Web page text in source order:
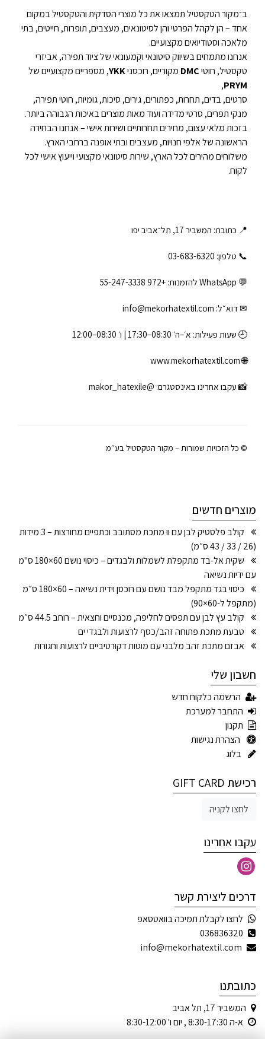
ב־מקור הטקסטיל תמצאו את כל מוצרי הסדקית והטקסטיל במקום
אחד – הן לקהל הפרטי והן לסיטונאים, מעצבים, תופרות, חייטים, בתי
מלאכה וסטודיואים מקצועיים.
אנחנו מתמחים בשיווק סיטונאי וקמעונאי של ציוד תפירה, אביזרי
טקסטיל, חוטיDMC מקוריים, רוכסניYKK, מספריים מקצועיים של
PRYM
,
סרטים, בדים, תחרות, כפתורים, גירים, סיכות, גומיות, חוטי תפירה,
מנקי תפרים, סרטי מדידה ועוד מאות מוצרים באיכות הגבוהה ביותר.
בזכות מלאי עצום, מחירים תחרותיים ושירות אישי – אנחנו הבחירה
הראשונה של אלפי חנויות, מעצבים ובתי אופנה ברחבי הארץ.
משלוחים מהירים לכל הארץ, שירות סיטונאי מקצועי וייעוץ אישי לכל
לקוח.
📍 כתובת: המשביר 17, תל־אביב יפו
📞 טלפון: ‎03-683-6320
💬 WhatsApp להזמנות: +972 55-247-3338
✉ דוא״ל: info@mekorhatextil.com
🕘 שעות פעילות: א׳–ה׳ 08:30–17:30 | ו׳ 08:30–12:00
🌐
www.mekorhatextil.com
📸 עקבו אחרינו באינסטגרם: @makor_hatexile
© כל הזכויות שמורות – מקור הטקסטיל בע״מ
מוצרים חדשים
קולב פלסטיק לבן עם וו מתכת מסתובב וכתפיים מחורצות – 3 מידות
(26 / 33 / 43 ס״מ)
שקית אל-בד מתקפלת לשמלות ולבגדים – כיסוי נושם 60×180 ס"מ
עם ידיות נשיאה
כיסוי בגד מתקפל מבד נושם עם רוכסן וידית נשיאה – 60×180 ס״מ
(מתקפל ל-60×90)
קולב עץ לבן עם תפסים לחליפה, מכנסיים וחצאית – רוחב 44.5 ס״מ
טבעת מתכת פתוחה זהב/כסף לרצועות ולבגדי ים
אבזם מתכת זהב מלבני עם מוטות דקורטיביים לרצועות וחגורות
חשבון שלי
הרשמה כלקוח חדש
התחבר למערכת
תקנון
הצהרת נגישות
בלוג
רכישת GIFT CARD
לחצו לקניה
עקבו אחרינו
דרכים ליצירת קשר
לחצו לקבלת תמיכה בוואטסאפ
036836320
info@mekorhatextil.com
כתובתנו
המשביר 17, תל אביב
א-ה 8:30-17:30 , יום ו' 8:30-12:00